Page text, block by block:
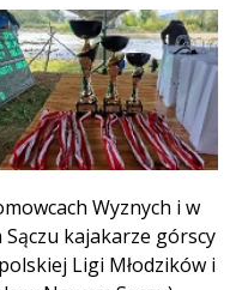
Wyznych i w
Sączu kajakarze górscy
Ligi Młodzików i